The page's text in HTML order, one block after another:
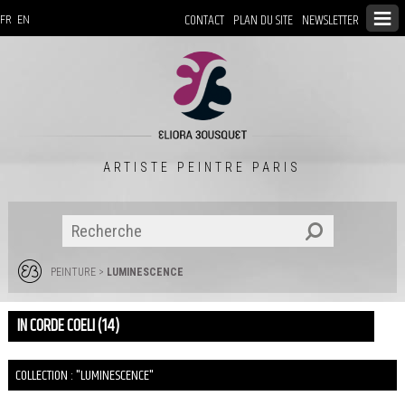
CONTACT PLAN DU SITE NEWSLETTER
FR EN
ARTISTE PEINTRE PARIS
PEINTURE> LUMINESCENCE
IN CORDE COELI (14)
COLLECTION : "LUMINESCENCE"